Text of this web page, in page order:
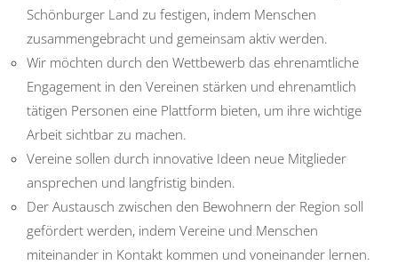
Schönburger Land zu festigen, indem Menschen
zusammengebracht und gemeinsam aktiv werden.
Wir möchten durch den Wettbewerb das ehrenamtliche
Engagement in den Vereinen stärken und ehrenamtlich
tätigen Personen eine Plattform bieten, um ihre wichtige
Arbeit sichtbar zu machen.
Vereine sollen durch innovative Ideen neue Mitglieder
ansprechen und langfristig binden.
Der Austausch zwischen den Bewohnern der Region soll
gefördert werden, indem Vereine und Menschen
miteinander in Kontakt kommen und voneinander lernen.